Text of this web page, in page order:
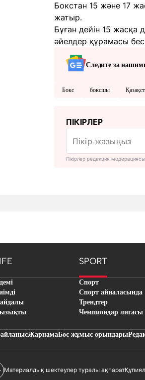
Бокстан 15 және 17
жатыр.
Бұған дейін 15 жасқа
әйелдер құрамасы
Следите за
Бокс боксшы
ПІКІРЛЕР
Пікірлер редакция
SPORT
Спорт
Спорт айналасында
Трендтер
Чемпиондар лигасы
ЖарнамаБос жұмыс орындары
Материалдық шектеулер туралы ақпарат